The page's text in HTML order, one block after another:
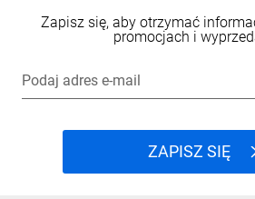
Zapisz się, aby otrzymać
promocjach i
Podaj adres e-mail
ZAPISZ SIĘ